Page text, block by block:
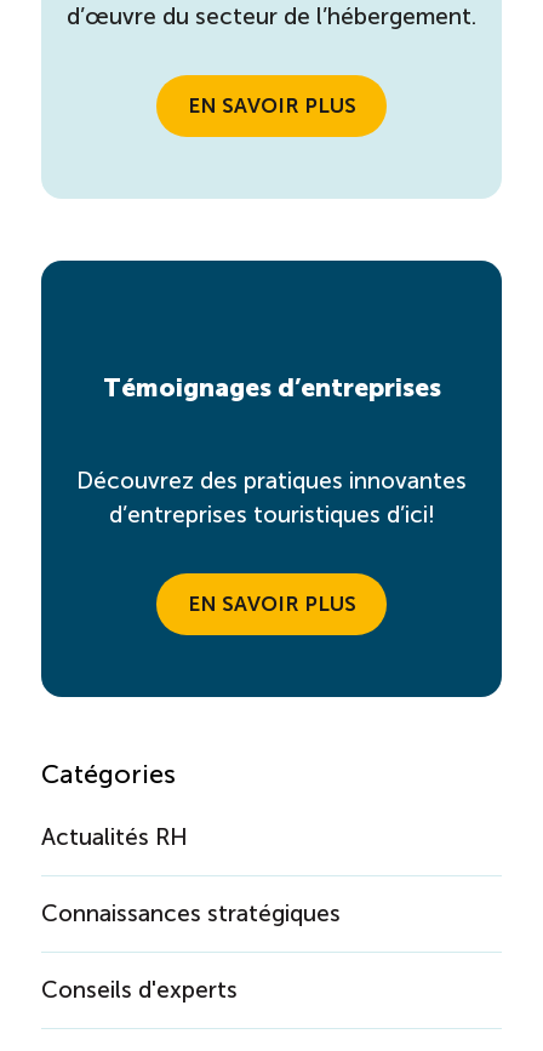
d’œuvre du secteur de l’hébergement.
EN SAVOIR PLUS
Témoignages d’entreprises
Découvrez des pratiques innovantes
d’entreprises touristiques d’ici!
EN SAVOIR PLUS
Catégories
Actualités RH
Connaissances stratégiques
Conseils d'experts